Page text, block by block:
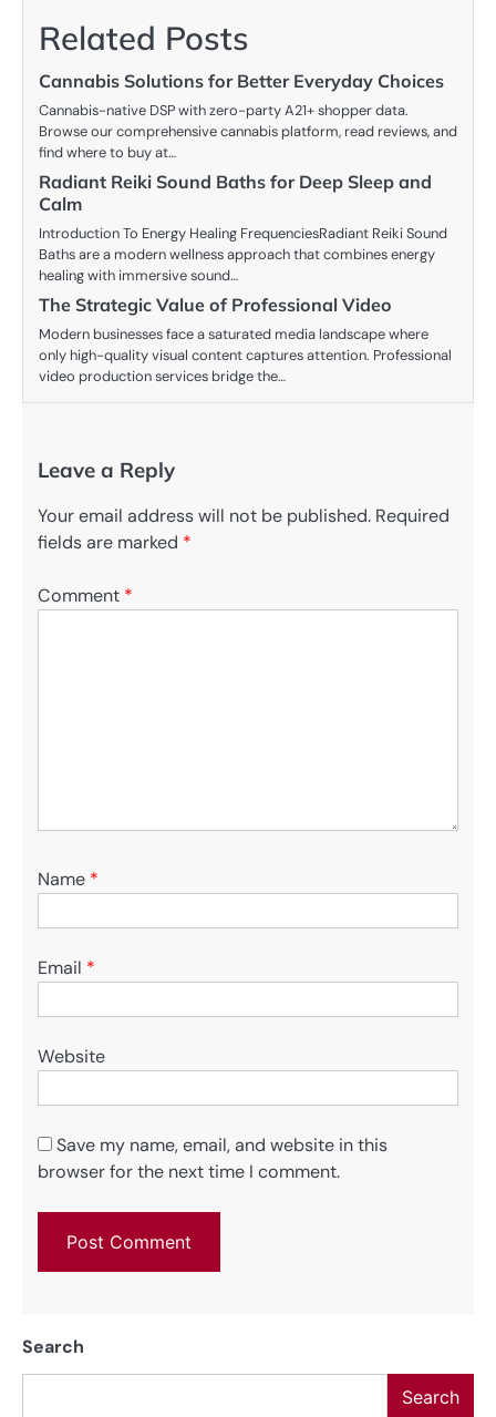
Related Posts
Cannabis Solutions for Better Everyday Choices
Cannabis-native DSP with zero-party A21+ shopper data.
Browse our comprehensive cannabis platform, read reviews, and
find where to buy at…
Radiant Reiki Sound Baths for Deep Sleep and
Calm
Introduction To Energy Healing FrequenciesRadiant Reiki Sound
Baths are a modern wellness approach that combines energy
healing with immersive sound…
The Strategic Value of Professional Video
Modern businesses face a saturated media landscape where
only high-quality visual content captures attention. Professional
video production services bridge the…
Leave a Reply
Your email address will not be published. Required
fields are marked *
Comment *
Name *
Email *
Website
Save my name, email, and website in this
browser for the next time I comment.
Search
Search